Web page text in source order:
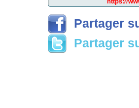
Partager
Partager